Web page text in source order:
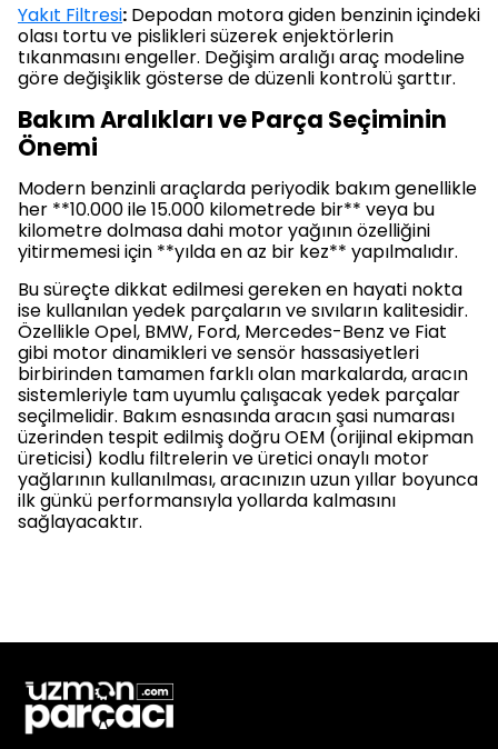
Yakıt Filtresi: Depodan motora giden benzinin içindeki
olası tortu ve pislikleri süzerek enjektörlerin
tıkanmasını engeller. Değişim aralığı araç modeline
göre değişiklik gösterse de düzenli kontrolü şarttır.
Bakım Aralıkları ve Parça Seçiminin
Önemi
Modern benzinli araçlarda periyodik bakım genellikle
her **10.000 ile 15.000 kilometrede bir** veya bu
kilometre dolmasa dahi motor yağının özelliğini
yitirmemesi için **yılda en az bir kez** yapılmalıdır.
Bu süreçte dikkat edilmesi gereken en hayati nokta
ise kullanılan yedek parçaların ve sıvıların kalitesidir.
Özellikle Opel, BMW, Ford, Mercedes-Benz ve Fiat
gibi motor dinamikleri ve sensör hassasiyetleri
birbirinden tamamen farklı olan markalarda, aracın
sistemleriyle tam uyumlu çalışacak yedek parçalar
seçilmelidir. Bakım esnasında aracın şasi numarası
üzerinden tespit edilmiş doğru OEM (orijinal ekipman
üreticisi) kodlu filtrelerin ve üretici onaylı motor
yağlarının kullanılması, aracınızın uzun yıllar boyunca
ilk günkü performansıyla yollarda kalmasını
sağlayacaktır.